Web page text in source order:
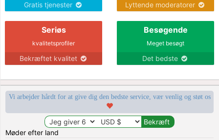
Gratis tjenester Lyttende moderatorer
Seriøs
kvalitetsprofiler
Bekræftet kvalitet
Besøgende
Meget besøgt
Det bedste
Vi arbejder hårdt for at give dig den bedste service, vær venlig og støt os
Møder efter land